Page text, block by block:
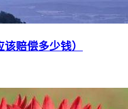
赔偿多少钱）